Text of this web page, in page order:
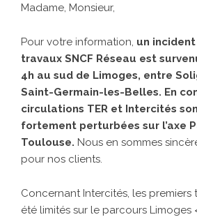
Madame, Monsieur,
Pour votre information, un
travaux SNCF Réseau est
4h au sud de Limoges, entre
Saint-Germain-les-Belles. En
circulations TER et Intercités
fortement perturbées sur l’axe
Toulouse. Nous en sommes
pour nos clients.
Concernant Intercités, les premiers
été limités sur le parcours Limoges